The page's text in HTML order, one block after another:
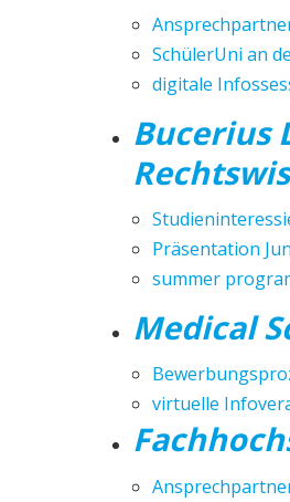
SchülerUni an
digitale
Bucerius
Präsentation
summer
Medical
virtuelle